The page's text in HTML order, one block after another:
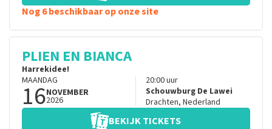
Nog 6 beschikbaar op onze site
PLIEN EN BIANCA
Harrekidee!
MAANDAG
16NOVEMBER
2026
20:00uur
Schouwburg De Lawei
Drachten, Nederland
BEKIJK TICKETS